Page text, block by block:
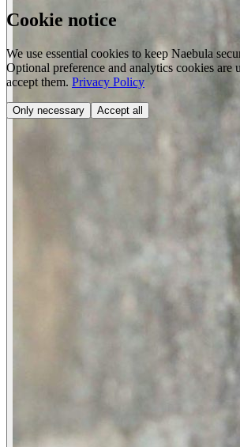
Cookie notice
We use essential cookies to keep Naebula
Optional preference and analytics cookies are
accept them. Privacy Policy
Only necessary Accept all